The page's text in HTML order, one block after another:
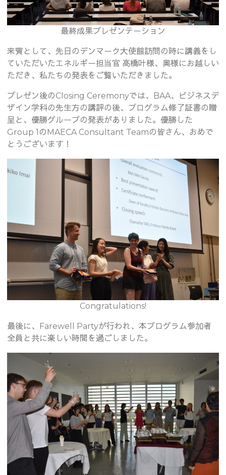
最終成果プレゼンテーション
来賓として、先日のデンマーク大使館訪問の時に講義をし
ていただいたエネルギー担当官 高橋叶様、奥様にお越しい
ただき、私たちの発表をご覧いただきました。
プレゼン後のClosing Ceremonyでは、BAA、ビジネスデ
ザイン学科の先生方の講評の後、プログラム修了証書の贈
呈と、優勝グループの発表がありました。優勝した
Group 1のMAECA Consultant Teamの皆さん、おめで
とうございます！
Congratulations!
最後に、Farewell Partyが行われ、本プログラム参加者
全員と共に楽しい時間を過ごしました。